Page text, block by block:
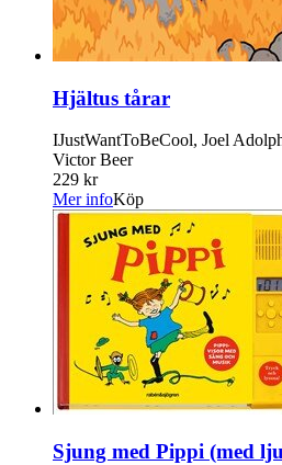
Hjältus tårar
IJustWantToBeCool, Joel
Victor Beer
229 kr
Mer infoKöp
Sjung med Pippi (med